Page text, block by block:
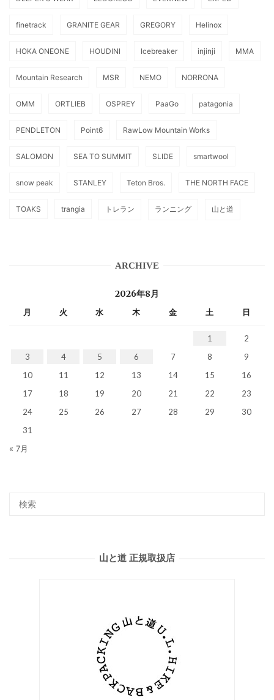
finetrack GRANITE GEAR GREGORY Helinox
HOKA ONEONE HOUDINI Icebreaker injinji MMA
Mountain Research MSR NEMO NORRONA
OMM ORTLIEB OSPREY PaaGo patagonia
PENDLETON Point6 RawLow Mountain Works
SALOMON SEA TO SUMMIT SLIDE smartwool
snow peak STANLEY Teton Bros. THE NORTH FACE
TOAKS trangia トレラン ランニング 山と道
ARCHIVE
2026年8月
月 火 水 木 金 土 日
1
2
3
4 5 6 7 8
9
10
11 12 13 14 15
16
17
18 19 20 21 22
23
24
25 26 27 28 29
30
31
« 7月
山と道 正規取扱店